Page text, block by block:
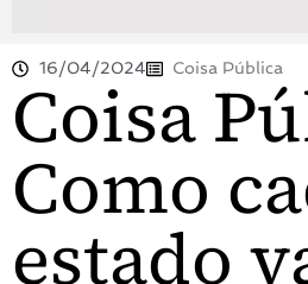
16/04/2024 Coisa Pública
Coisa
Como
estado